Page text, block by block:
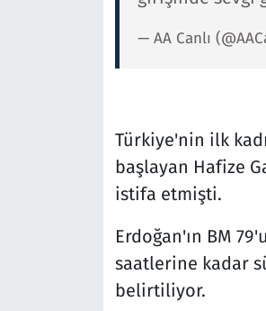
— AA Canlı
Türkiye'nin ilk
başlayan Hafize
istifa etmişti.
Erdoğan'ın BM
saatlerine kadar
belirtiliyor.